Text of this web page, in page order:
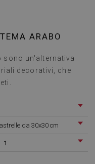
ARABO
sono un'alternativa
decorativi, che
da 30x30 cm
1